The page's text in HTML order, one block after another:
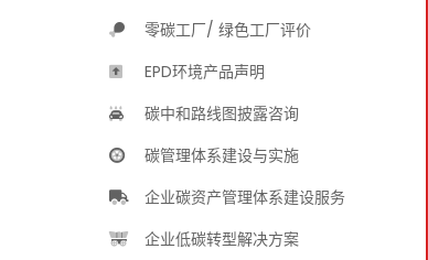
零碳工厂/ 绿色工厂评价
EPD环境产品声明
碳中和路线图披露咨询
碳管理体系建设与实施
企业碳资产管理体系建设服务
企业低碳转型解决方案